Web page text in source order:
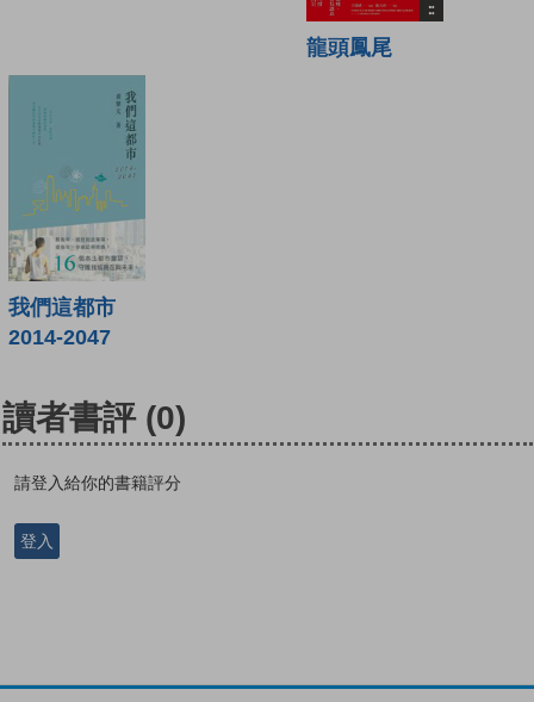
龍頭鳳尾
我們這都市
2014-2047
讀者書評 (0)
請登入給你的書籍評分
登入